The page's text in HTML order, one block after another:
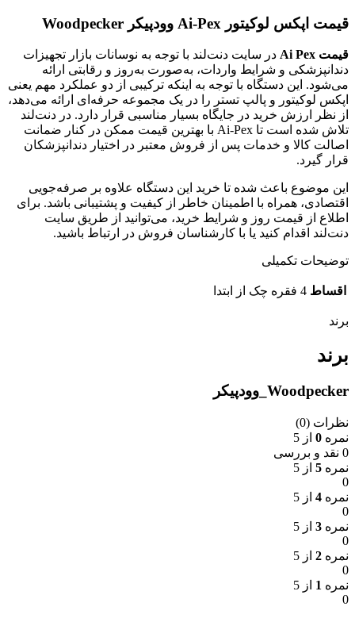
قیمت اپکس لوکیتور Ai-Pex وودپیکر Woodpecker
قیمت Ai Pex
در سایت دنت‌لند با توجه به نوسانات بازار تجهیزات
دندانپزشکی و شرایط واردات، به‌صورت به‌روز و رقابتی ارائه
می‌شود. این دستگاه با توجه به اینکه ترکیبی از دو عملکرد مهم یعنی
اپکس لوکیتور و پالپ تستر را در یک مجموعه حرفه‌ای ارائه می‌دهد،
از نظر ارزش خرید در جایگاه بسیار مناسبی قرار دارد. در دنت‌لند
تلاش شده است تا Ai-Pex با بهترین قیمت ممکن در کنار ضمانت
اصالت کالا و خدمات پس از فروش معتبر در اختیار دندانپزشکان
قرار گیرد.
این موضوع باعث شده تا خرید این دستگاه علاوه بر صرفه‌جویی
اقتصادی، همراه با اطمینان خاطر از کیفیت و پشتیبانی باشد. برای
اطلاع از قیمت روز و شرایط خرید، می‌توانید از طریق سایت
دنت‌لند اقدام کنید یا با کارشناسان فروش در ارتباط باشید.
توضیحات تکمیلی
اقساط 4 فقره چک از ابتدا
برند
برند
Woodpecker_وودپیکر
نظرات (0)
نمره 0 از 5
0 نقد و بررسی
نمره 5 از 5
0
نمره 4 از 5
0
نمره 3 از 5
0
نمره 2 از 5
0
نمره 1 از 5
0